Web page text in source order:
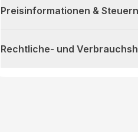
Preisinformationen & Steuern
Rechtliche- und